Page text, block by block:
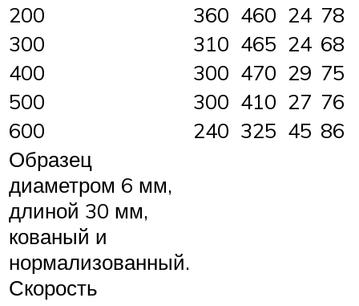
200
360 460 24 78
300
310 465 24 68
400
300 470 29 75
500
300 410 27 76
600
240 325 45 86
Образец
диаметром 6 мм,
длиной 30 мм,
кованый и
нормализованный.
Скорость